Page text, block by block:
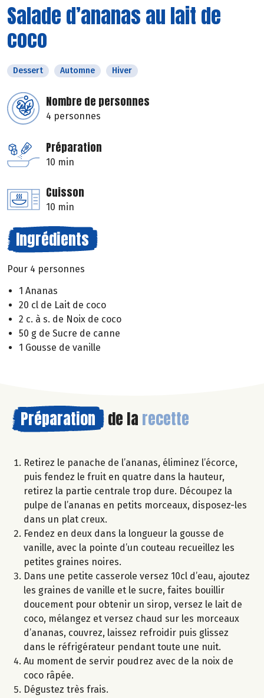
Salade d’ananas au lait de
coco
Dessert Automne Hiver
Nombre de personnes
4 personnes
Préparation
10 min
Cuisson
10 min
Ingrédients
Pour 4 personnes
1 Ananas
20 cl de Lait de coco
2 c. à s. de Noix de coco
50 g de Sucre de canne
1 Gousse de vanille
Préparation de la recette
Retirez le panache de l’ananas, éliminez l’écorce,
puis fendez le fruit en quatre dans la hauteur,
retirez la partie centrale trop dure. Découpez la
pulpe de l’ananas en petits morceaux, disposez-les
dans un plat creux.
Fendez en deux dans la longueur la gousse de
vanille, avec la pointe d’un couteau recueillez les
petites graines noires.
Dans une petite casserole versez 10cl d’eau, ajoutez
les graines de vanille et le sucre, faites bouillir
doucement pour obtenir un sirop, versez le lait de
coco, mélangez et versez chaud sur les morceaux
d’ananas, couvrez, laissez refroidir puis glissez
dans le réfrigérateur pendant toute une nuit.
Au moment de servir poudrez avec de la noix de
coco râpée.
Dégustez très frais.